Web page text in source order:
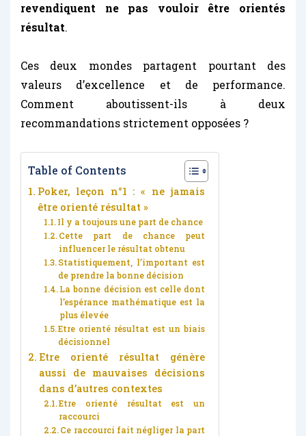
revendiquent ne pas vouloir être orientés
résultat.
Ces deux mondes partagent pourtant des
valeurs d’excellence et de performance.
Comment aboutissent-ils à deux
recommandations strictement opposées ?
Table of Contents
Poker, leçon n°1 : « ne jamais
être orienté résultat »
Il y a toujours une part de chance
Cette part de chance peut
influencer le résultat obtenu
Statistiquement, l’important est
de prendre la bonne décision
La bonne décision est celle dont
l’espérance mathématique est la
plus élevée
Etre orienté résultat est un biais
décisionnel
Etre orienté résultat génère
aussi de mauvaises décisions
dans d’autres contextes
Etre orienté résultat est un
raccourci
Ce raccourci fait négliger la part